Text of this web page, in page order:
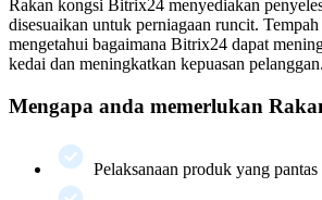
Rakan kongsi Bitrix24 menyediakan
disesuaikan untuk perniagaan runcit.
mengetahui bagaimana Bitrix24 dapat
kedai dan meningkatkan kepuasan pelanggan.
Mengapa anda memerlukan
Pelaksanaan produk yang pantas